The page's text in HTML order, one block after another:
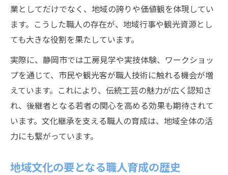
若手職人育成のための地域支援策
職人育成が導く伝統工芸の新展開
職人育成が地域発展に繋がる理由
静岡市の産業を支える職人育成の力
地域活性化を担う職人育成の重要性
新しい雇用を生む職人育成の仕組み
静岡市工芸品と職人育成の関係性
業としてだけでなく、地域の誇りや価値観を体現してい
ます。こうした職人の存在が、地域行事や観光資源とし
ても大きな役割を果たしています。
実際に、静岡市では工房見学や実技体験、ワークショッ
プを通じて、市民や観光客が職人技術に触れる機会が増
えています。これにより、伝統工芸の魅力が広く認知さ
れ、後継者となる若者の関心を高める効果も期待されて
います。文化継承を支える職人の育成は、地域全体の活
力にも繋がっています。
地域文化の要となる職人育成の歴史